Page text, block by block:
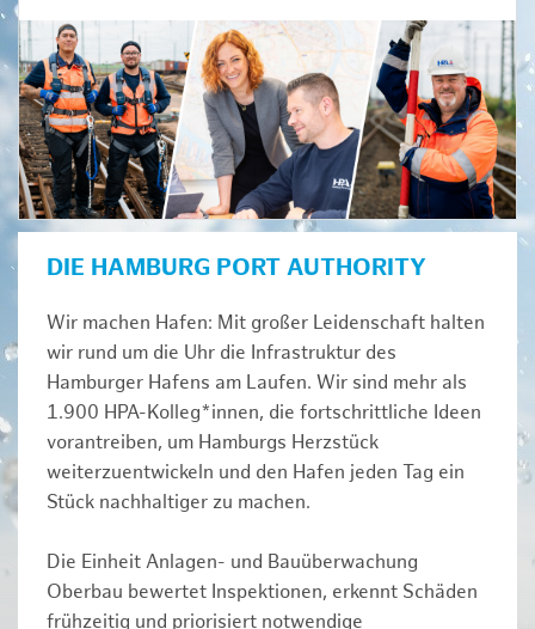
DIE HAMBURG PORT AUTHORITY
Wir machen Hafen: Mit großer Leidenschaft halten
wir rund um die Uhr die Infrastruktur des
Hamburger Hafens am Laufen. Wir sind mehr als
1.900 HPA-Kolleg*innen, die fortschrittliche Ideen
vorantreiben, um Hamburgs Herzstück
weiterzuentwickeln und den Hafen jeden Tag ein
Stück nachhaltiger zu machen.
Die Einheit Anlagen- und Bauüberwachung
Oberbau bewertet Inspektionen, erkennt Schäden
frühzeitig und priorisiert notwendige